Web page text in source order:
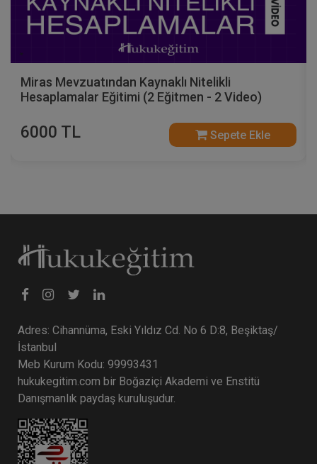
Miras Mevzuatından Kaynaklı Nitelikli
Hesaplamalar Eğitimi (2 Eğitmen - 2 Video)
6000 TL Sepete Ekle
Adres: Cihannüma, Eski Yıldız Cd. No 6 D:8, Beşiktaş/
İstanbul
Meb Kurum Kodu: 99993431
hukukegitim.com bir Boğaziçi Akademi ve Enstitü
Danışmanlık paydaş kuruluşudur.